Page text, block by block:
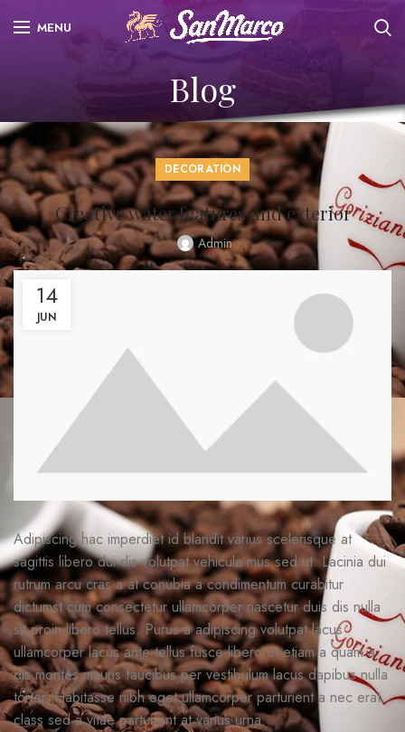
MENU
Blog
DECORATION
Creative water features and exterior
Admin
14
JUN
Adipiscing hac imperdiet id blandit varius scelerisque at
sagittis libero dui dis volutpat vehicula mus sed ut. Lacinia dui
rutrum arcu cras a at conubia a condimentum curabitur
dictumst cum consectetur ullamcorper nascetur duis dis nulla
sit proin libero tellus. Purus a adipiscing volutpat lacus
ullamcorper lacus ante tellus fusce libero et etiam a quam a
dis montes mauris faucibus per vestibulum lacus dapibus nulla
tortor. Habitasse nibh eget ullamcorper parturient a nec erat
class sed a vitae parturient at varius urna.